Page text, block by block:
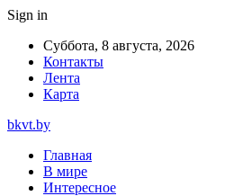
Sign in
Суббота, 8 августа, 2026
Контакты
Лента
Карта
bkvt.by
Главная
В мире
Интересное